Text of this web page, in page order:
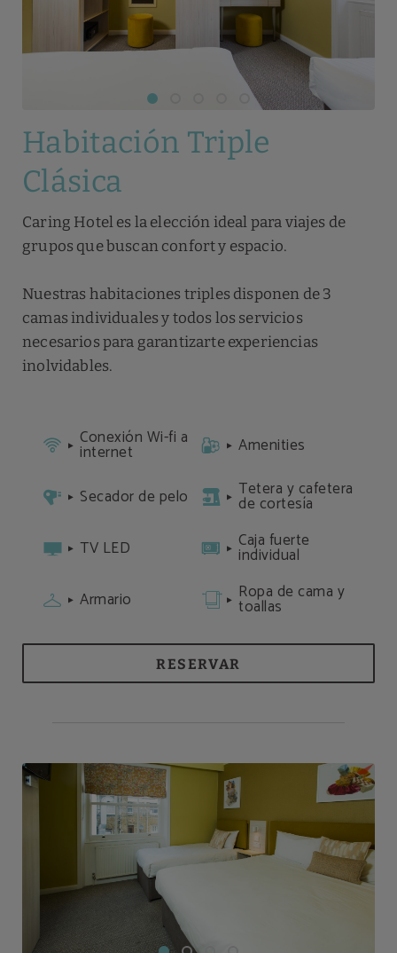
Habitación Triple
Clásica
Caring Hotel es la elección ideal para viajes de
grupos que buscan confort y espacio.
Nuestras habitaciones triples disponen de 3
camas individuales y todos los servicios
necesarios para garantizarte experiencias
inolvidables.
Conexión Wi-fi a
internet Amenities
Secador de pelo Tetera y cafetera
de cortesía
TV LED
Caja fuerte
individual
Armario
Ropa de cama y
toallas
RESERVAR